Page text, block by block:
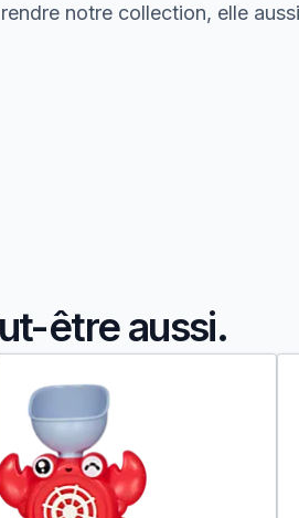
notre collection, elle
être aussi.